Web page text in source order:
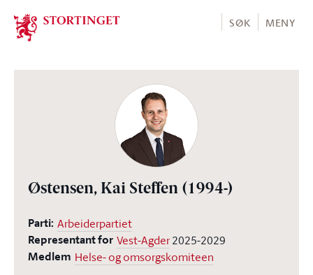
Stortinget.no
SØK MENY
Østensen, Kai Steffen (1994-)
Parti: Arbeiderpartiet
Representant for Vest-Agder2025-2029
Medlem Helse- og omsorgskomiteen